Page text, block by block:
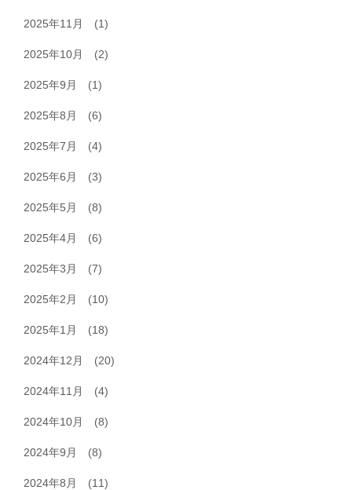
2025年11月 (1)
2025年10月 (2)
2025年9月 (1)
2025年8月 (6)
2025年7月 (4)
2025年6月 (3)
2025年5月 (8)
2025年4月 (6)
2025年3月 (7)
2025年2月 (10)
2025年1月 (18)
2024年12月 (20)
2024年11月 (4)
2024年10月 (8)
2024年9月 (8)
2024年8月 (11)